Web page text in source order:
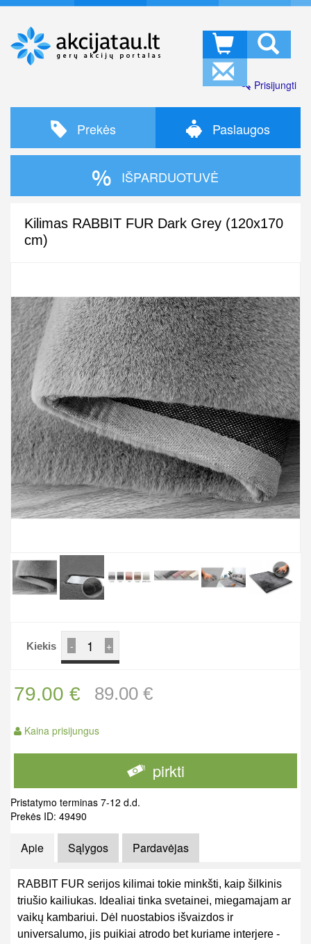
Prisijungti
Prekės Paslaugos
IŠPARDUOTUVĖ
Kilimas RABBIT FUR Dark Grey (120x170
cm)
Kiekis - +
79.00 €
Kaina prisijungus
89.00 €
pirkti
Pristatymo terminas 7-12 d.d.
Prekės ID: 49490
Apie Sąlygos Pardavėjas
RABBIT FUR serijos kilimai tokie minkšti, kaip šilkinis
triušio kailiukas. Idealiai tinka svetainei, miegamajam ar
vaikų kambariui. Dėl nuostabios išvaizdos ir
universalumo, jis puikiai atrodo bet kuriame interjere -